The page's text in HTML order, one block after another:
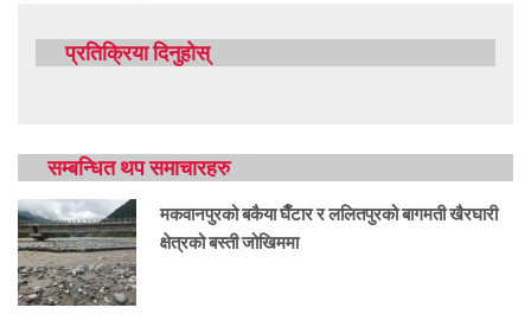
प्रतिक्रिया दिनुहोस्
सम्बन्धित थप समाचारहरु
मकवानपुरको बकैया घैँटार र ललितपुरको बागमती खैरघारी
क्षेत्रको बस्ती जोखिममा